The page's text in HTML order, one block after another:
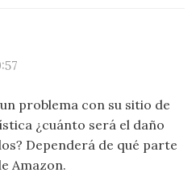
problema con su sitio de
¿cuánto será el daño
Dependerá de qué parte
Amazon.